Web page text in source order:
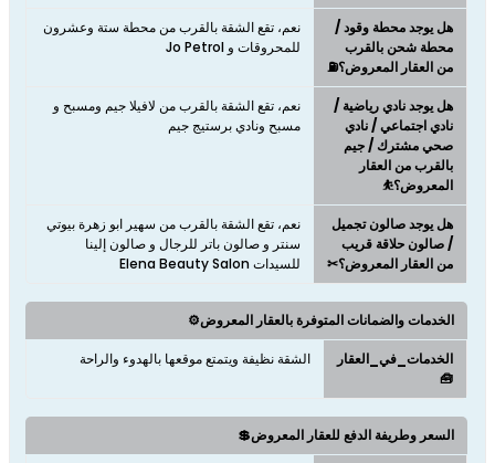
هل يوجد محطة وقود /
محطة شحن بالقرب
من العقار المعروض؟⛽
نعم، تقع الشقة بالقرب من محطة ستة وعشرون
للمحروقات و Jo Petrol
هل يوجد نادي رياضية /
نادي اجتماعي / نادي
صحي مشترك / جيم
بالقرب من العقار
المعروض؟⛹
نعم، تقع الشقة بالقرب من لافيلا جيم ومسبح و
مسبح ونادي برستيج جيم
هل يوجد صالون تجميل
/ صالون حلاقة قريب
من العقار المعروض؟✂
نعم، تقع الشقة بالقرب من سهير ابو زهرة بيوتي
سنتر و صالون باتر للرجال و صالون إلينا
للسيدات Elena Beauty Salon
الخدمات والضمانات المتوفرة بالعقار المعروض⚙️
الخدمات_في_العقار
🧰
الشقة نظيفة ويتمتع موقعها بالهدوء والراحة
السعر وطريفة الدفع للعقار المعروض💲